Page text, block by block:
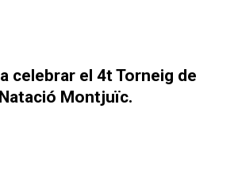
celebrar el 4t Torneig de
Montjuïc.